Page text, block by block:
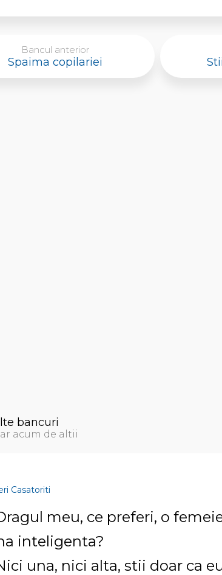
Bancul anterior
Spaima copilariei
bancuri
acum de altii
Casatoriti
meu, ce preferi, o
inteligenta?
una, nici alta, stii doar ca